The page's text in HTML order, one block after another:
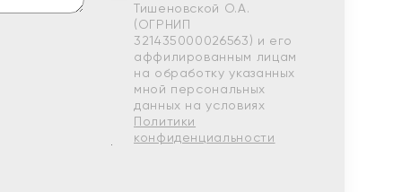
Тишеновской О.А.
(ОГРНИП
321435000026563) и его
аффилированным лицам
на обработку указанных
мной персональных
данных на условиях
Политики
конфиденциальности